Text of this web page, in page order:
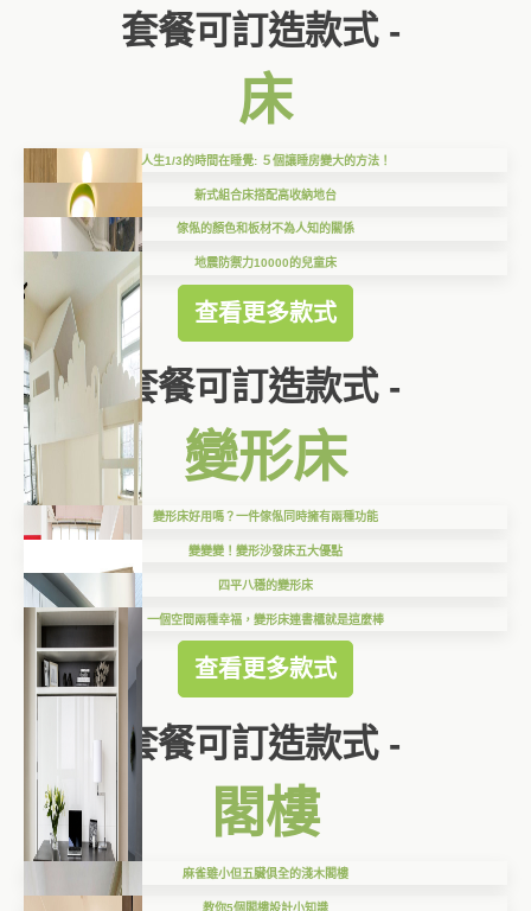
套餐可訂造款式 -
床
人生1/3的時間在睡覺: ５個讓睡房變大的方法！
新式組合床搭配高收納地台
傢俬的顏色和板材不為人知的關係
地震防禦力10000的兒童床
查看更多款式
套餐可訂造款式 -
變形床
變形床好用嗎？一件傢俬同時擁有兩種功能
變變變！變形沙發床五大優點
四平八穩的變形床
一個空間兩種幸福，變形床連書櫃就是這麼棒
查看更多款式
套餐可訂造款式 -
閣樓
麻雀雖小但五臟俱全的淺木閣樓
教你5個閣樓設計小知識